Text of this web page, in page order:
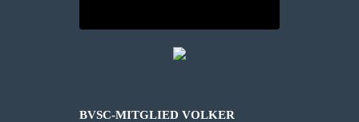
BVSC-MITGLIED VOLKER